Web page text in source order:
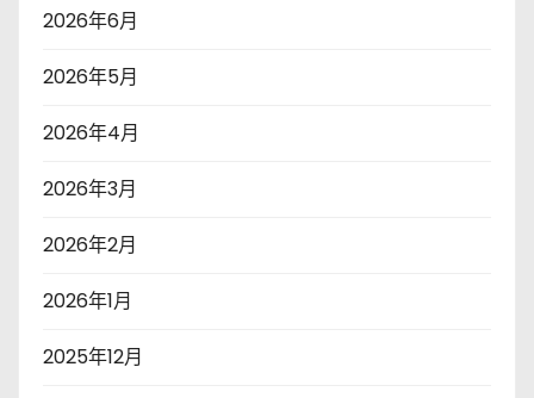
2026年6月
2026年5月
2026年4月
2026年3月
2026年2月
2026年1月
2025年12月